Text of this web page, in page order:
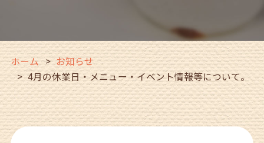
ホーム
お知らせ
4月の休業日・メニュー・イベント情報等について。